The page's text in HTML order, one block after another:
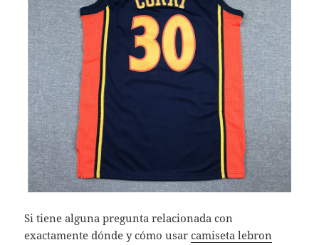
Si tiene alguna pregunta relacionada con
exactamente dónde y cómo usarcamiseta lebron